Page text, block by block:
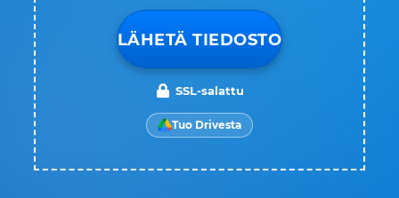
LÄHETÄ TIEDOSTO
SSL-salattu
Tuo Drivesta